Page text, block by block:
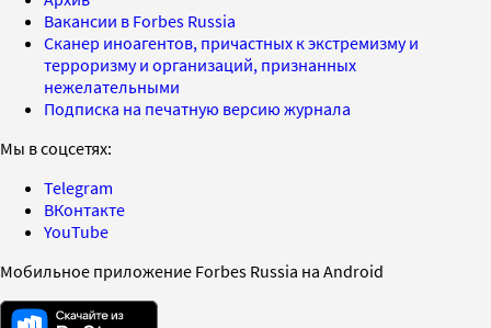
Вакансии в Forbes Russia
Сканер иноагентов, причастных к экстремизму и
терроризму и организаций, признанных
нежелательными
Подписка на печатную версию журнала
Мы в соцсетях:
Telegram
ВКонтакте
YouTube
Мобильное приложение Forbes Russia на Android